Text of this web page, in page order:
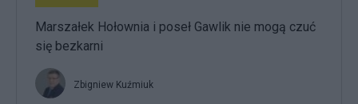
Marszałek Hołownia i poseł Gawlik nie mogą czuć
się bezkarni
Zbigniew Kuźmiuk